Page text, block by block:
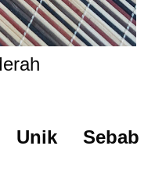
Unik Sebab